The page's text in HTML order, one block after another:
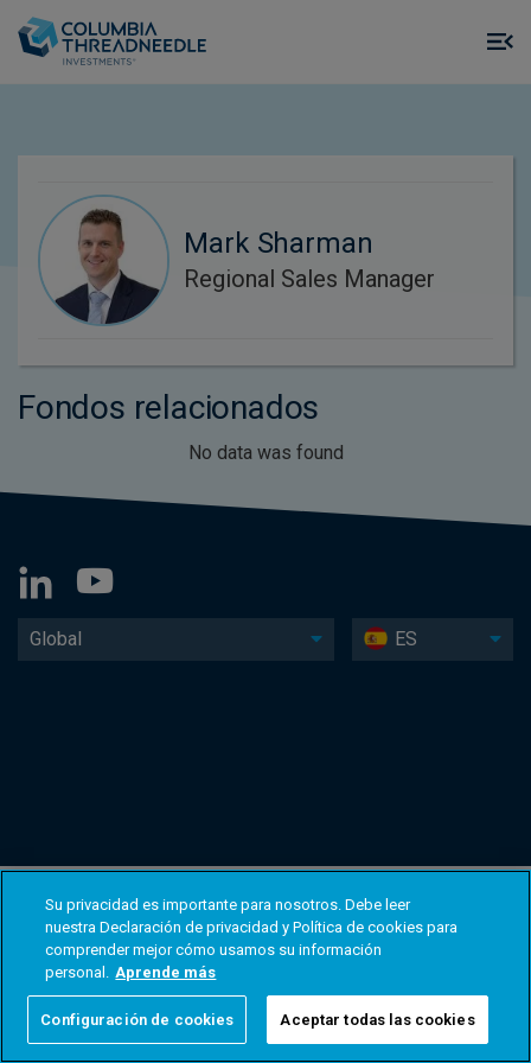
Mark Sharman
Regional Sales Manager
Fondos relacionados
No data was found
Global ES
Su privacidad es importante para nosotros. Debe leer
nuestra Declaración de privacidad y Política de cookies para
comprender mejor cómo usamos su información
personal. Aprende más
Configuración de cookies Aceptar todas las cookies